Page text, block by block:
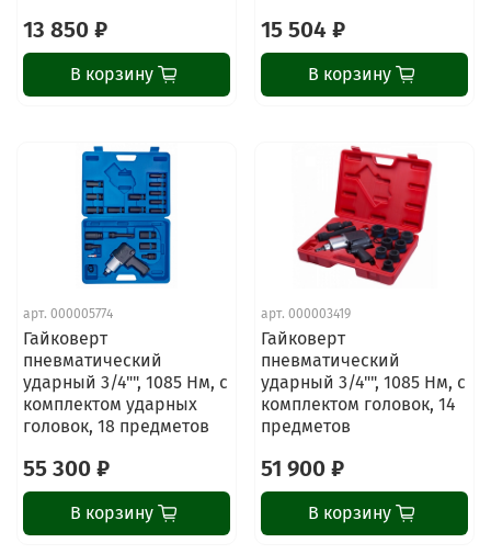
13 850 ₽
В корзину
15 504 ₽
В корзину
арт. 000005774
Гайковерт
пневматический
ударный 3/4"", 1085 Нм, с
комплектом ударных
головок, 18 предметов
55 300 ₽
В корзину
арт. 000003419
Гайковерт
пневматический
ударный 3/4"", 1085 Нм, с
комплектом головок, 14
предметов
51 900 ₽
В корзину